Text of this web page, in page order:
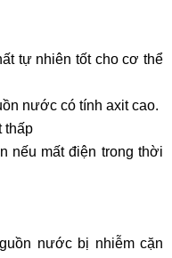
tự nhiên tốt cho cơ thể
nước có tính axit cao.
thấp
nếu mất điện trong thời
nước bị nhiễm cặn